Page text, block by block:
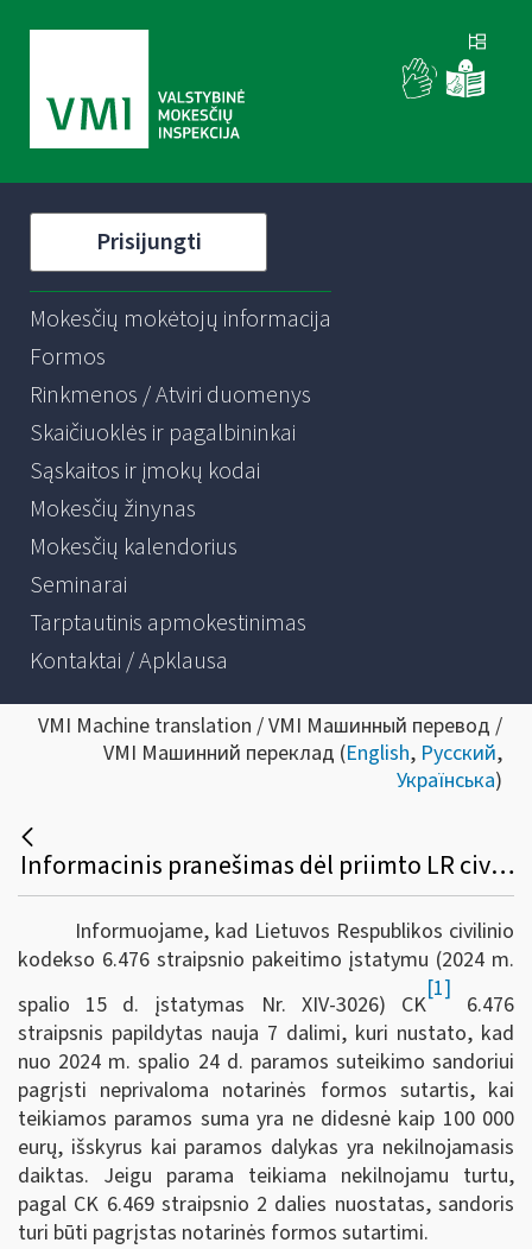
Prisijungti
Mokesčių mokėtojų informacija
Formos
Rinkmenos / Atviri duomenys
Skaičiuoklės ir pagalbininkai
Sąskaitos ir įmokų kodai
Mokesčių žinynas
Mokesčių kalendorius
Seminarai
Tarptautinis apmokestinimas
Kontaktai / Apklausa
VMI Machine translation / VMI Машинный перевод /
VMI Машинний переклад (English, Русский,
Українська)
Informacinis pranešimas dėl priimto LR civilinio kodekso 6.476 straipsnio pakeitimo įstatymo Nr. XIV-3026
Informuojame, kad Lietuvos Respublikos civilinio
kodekso 6.476 straipsnio pakeitimo įstatymu (2024 m.
spalio 15 d. įstatymas Nr. XIV-3026) CK
[1]
6.476
straipsnis papildytas nauja 7 dalimi, kuri nustato, kad
nuo 2024 m. spalio 24 d. paramos suteikimo sandoriui
pagrįsti neprivaloma notarinės formos sutartis, kai
teikiamos paramos suma yra ne didesnė kaip 100 000
eurų, išskyrus kai paramos dalykas yra nekilnojamasis
daiktas. Jeigu parama teikiama nekilnojamu turtu,
pagal CK 6.469 straipsnio 2 dalies nuostatas, sandoris
turi būti pagrįstas notarinės formos sutartimi.